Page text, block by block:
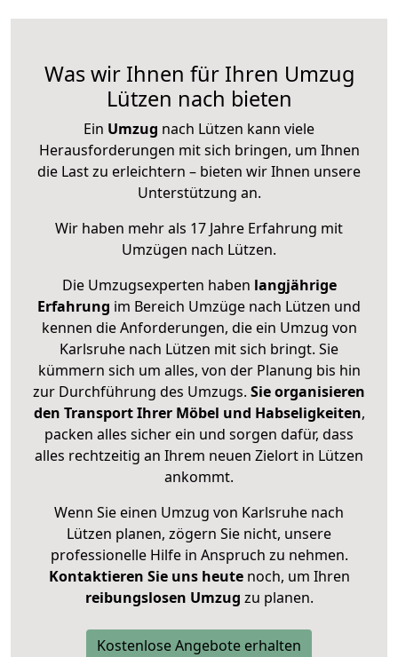
Was wir Ihnen für Ihren Umzug
Lützen nach bieten
Ein Umzug nach Lützen kann viele
Herausforderungen mit sich bringen, um Ihnen
die Last zu erleichtern – bieten wir Ihnen unsere
Unterstützung an.
Wir haben mehr als 17 Jahre Erfahrung mit
Umzügen nach Lützen.
Die Umzugsexperten haben langjährige
Erfahrung im Bereich Umzüge nach Lützen und
kennen die Anforderungen, die ein Umzug von
Karlsruhe nach Lützen mit sich bringt. Sie
kümmern sich um alles, von der Planung bis hin
zur Durchführung des Umzugs. Sie organisieren
den Transport Ihrer Möbel und Habseligkeiten,
packen alles sicher ein und sorgen dafür, dass
alles rechtzeitig an Ihrem neuen Zielort in Lützen
ankommt.
Wenn Sie einen Umzug von Karlsruhe nach
Lützen planen, zögern Sie nicht, unsere
professionelle Hilfe in Anspruch zu nehmen.
Kontaktieren Sie uns heutenoch, um Ihren
reibungslosen Umzug zu planen.
Kostenlose Angebote erhalten